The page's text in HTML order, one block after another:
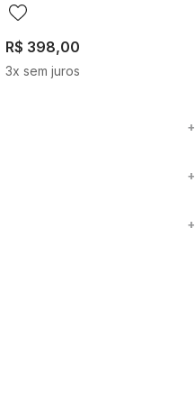
R$ 398,00
3x sem juros
+
+
+